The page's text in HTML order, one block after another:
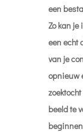
een
Zo kan
een echt
van je
opnieuw
beeld te